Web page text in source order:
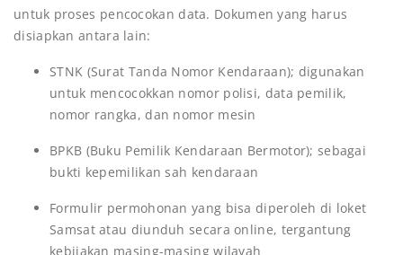
untuk proses pencocokan data. Dokumen yang harus
disiapkan antara lain:
STNK (Surat Tanda Nomor Kendaraan); digunakan
untuk mencocokkan nomor polisi, data pemilik,
nomor rangka, dan nomor mesin
BPKB (Buku Pemilik Kendaraan Bermotor); sebagai
bukti kepemilikan sah kendaraan
Formulir permohonan yang bisa diperoleh di loket
Samsat atau diunduh secara online, tergantung
kebijakan masing-masing wilayah